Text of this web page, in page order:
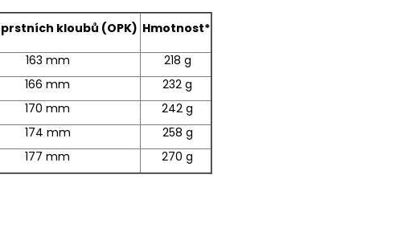
kloubů (OPK) Hmotnost*
163 mm
218 g
166 mm
232 g
170 mm
242 g
174 mm
258 g
177 mm 270 g